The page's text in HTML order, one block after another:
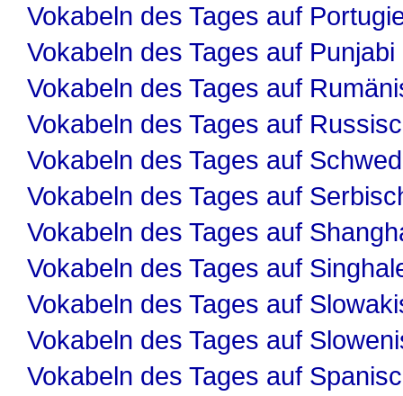
Vokabeln des Tages auf
Vokabeln des Tages auf Punjabi
Vokabeln des Tages auf
Vokabeln des Tages auf
Vokabeln des Tages auf
Vokabeln des Tages auf
Vokabeln des Tages auf
Vokabeln des Tages auf
Vokabeln des Tages auf
Vokabeln des Tages auf
Vokabeln des Tages auf